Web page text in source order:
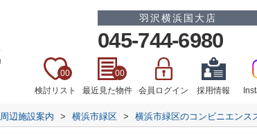
羽沢横浜国大店
045-744-6980
検討リスト
00
最近見た物件
00
会員ログイン
採用情報
周辺施設案内 > 横浜市緑区 > 横浜市緑区のコンビニエンス